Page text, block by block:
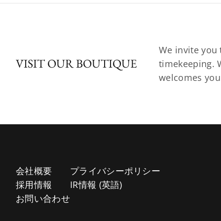
VISIT OUR BOUTIQUE
We invite
timekeeping.
welcomes
会社概要
採用情報
お問い合わせ
プライバシーポリシー
IR情報 (英語)